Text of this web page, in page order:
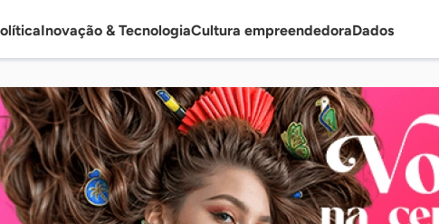
Inovação & TecnologiaCultura empreendedoraDados